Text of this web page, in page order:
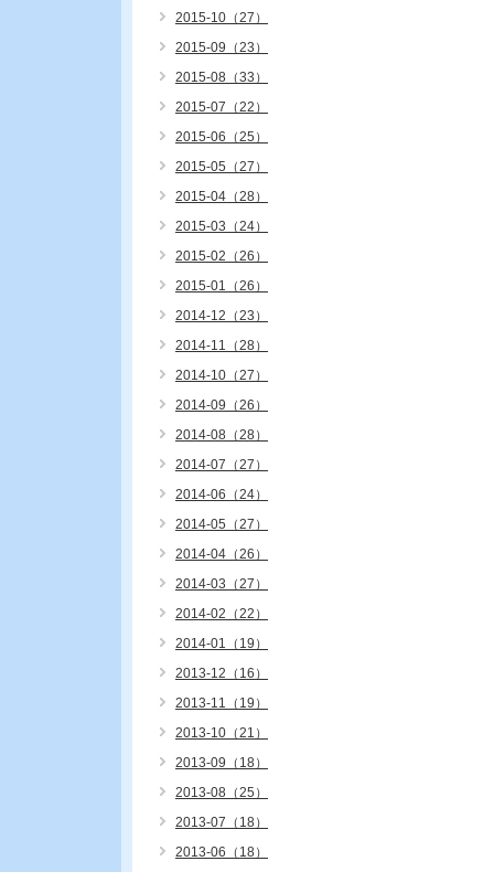
2015-10（27）
2015-09（23）
2015-08（33）
2015-07（22）
2015-06（25）
2015-05（27）
2015-04（28）
2015-03（24）
2015-02（26）
2015-01（26）
2014-12（23）
2014-11（28）
2014-10（27）
2014-09（26）
2014-08（28）
2014-07（27）
2014-06（24）
2014-05（27）
2014-04（26）
2014-03（27）
2014-02（22）
2014-01（19）
2013-12（16）
2013-11（19）
2013-10（21）
2013-09（18）
2013-08（25）
2013-07（18）
2013-06（18）